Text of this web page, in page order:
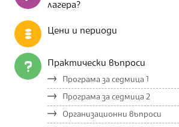
лагера?
Цени и периоди
Практически въпроси
Програма за седмица 1
Програма за седмица 2
Организационни въпроси